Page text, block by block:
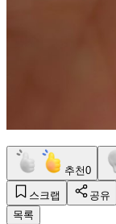
추천0
스크랩 공유
목록